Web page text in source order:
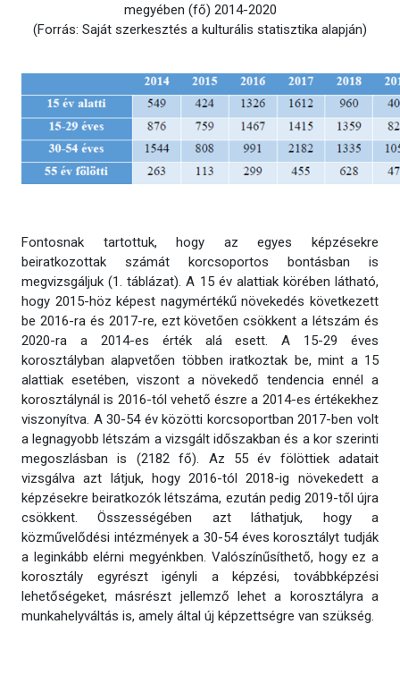
megyében (fő) 2014-2020
(Forrás: Saját szerkesztés a kulturális statisztika alapján)
Fontosnak tartottuk, hogy az egyes képzésekre
beiratkozottak számát korcsoportos bontásban is
megvizsgáljuk (1. táblázat). A 15 év alattiak körében látható,
hogy 2015-höz képest nagymértékű növekedés következett
be 2016-ra és 2017-re, ezt követően csökkent a létszám és
2020-ra a 2014-es érték alá esett. A 15-29 éves
korosztályban alapvetően többen iratkoztak be, mint a 15
alattiak esetében, viszont a növekedő tendencia ennél a
korosztálynál is 2016-tól vehető észre a 2014-es értékekhez
viszonyítva. A 30-54 év közötti korcsoportban 2017-ben volt
a legnagyobb létszám a vizsgált időszakban és a kor szerinti
megoszlásban is (2182 fő). Az 55 év fölöttiek adatait
vizsgálva azt látjuk, hogy 2016-tól 2018-ig növekedett a
képzésekre beiratkozók létszáma, ezután pedig 2019-től újra
csökkent. Összességében azt láthatjuk, hogy a
közművelődési intézmények a 30-54 éves korosztályt tudják
a leginkább elérni megyénkben. Valószínűsíthető, hogy ez a
korosztály egyrészt igényli a képzési, továbbképzési
lehetőségeket, másrészt jellemző lehet a korosztályra a
munkahelyváltás is, amely által új képzettségre van szükség.